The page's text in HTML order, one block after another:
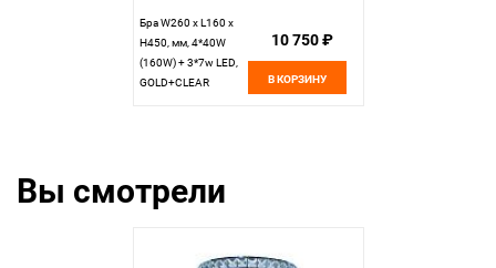
Бра W260 x L160 x
H450, мм, 4*40W
(160W) + 3*7w LED,
GOLD+CLEAR
10 750 ₽
В КОРЗИНУ
Вы смотрели